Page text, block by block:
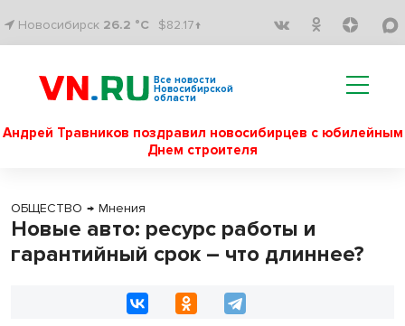
Новосибирск 26.2 °C $82.17↑
Все новости
Новосибирской
области
Андрей Травников поздравил новосибирцев с юбилейным
Днем строителя
ОБЩЕСТВО → Мнения
Новые авто: ресурс работы и
гарантийный срок – что длиннее?